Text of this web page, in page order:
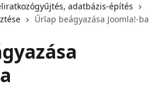
adatbázis-építés
Űrlap beágyazása Joomla!-ba